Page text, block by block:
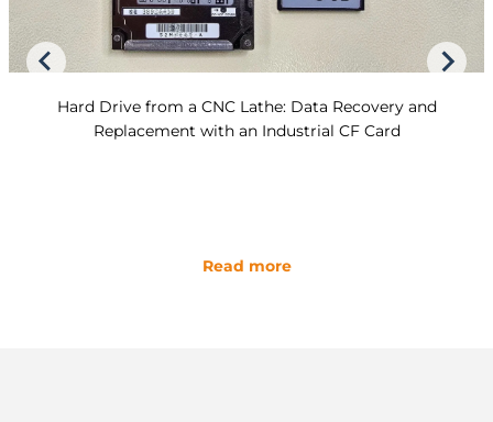
Hard Drive from a CNC Lathe: Data Recovery and
Replacement with an Industrial CF Card
Read more